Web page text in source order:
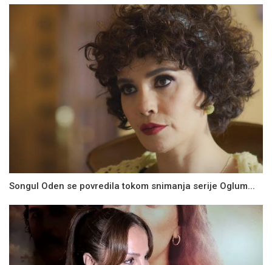
Songul Oden se povredila tokom snimanja serije Oglum...